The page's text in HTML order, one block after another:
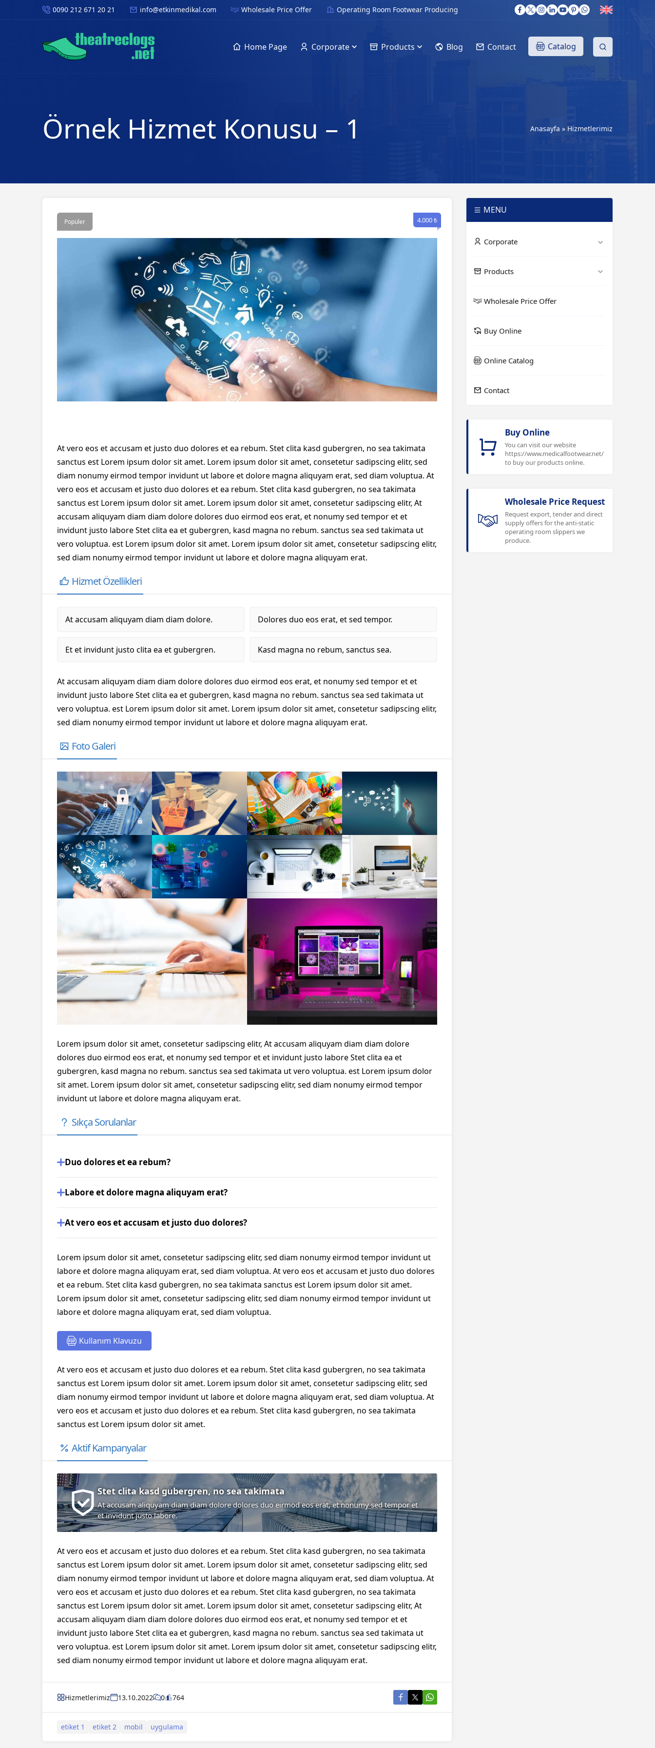
0090 212 671 20 21 info@etkinmedikal.com Wholesale Price Offer Operating Room Footwear Producing
Home Page Corporate Products Blog Contact Catalog
Örnek Hizmet Konusu – 1 Anasayfa » Hizmetlerimiz
Popüler 4.000 ₺
At vero eos et accusam et justo duo dolores et ea rebum. Stet clita kasd gubergren, no sea takimata
sanctus est Lorem ipsum dolor sit amet. Lorem ipsum dolor sit amet, consetetur sadipscing elitr, sed
diam nonumy eirmod tempor invidunt ut labore et dolore magna aliquyam erat, sed diam voluptua. At
vero eos et accusam et justo duo dolores et ea rebum. Stet clita kasd gubergren, no sea takimata
sanctus est Lorem ipsum dolor sit amet. Lorem ipsum dolor sit amet, consetetur sadipscing elitr, At
accusam aliquyam diam diam dolore dolores duo eirmod eos erat, et nonumy sed tempor et et
invidunt justo labore Stet clita ea et gubergren, kasd magna no rebum. sanctus sea sed takimata ut
vero voluptua. est Lorem ipsum dolor sit amet. Lorem ipsum dolor sit amet, consetetur sadipscing elitr,
sed diam nonumy eirmod tempor invidunt ut labore et dolore magna aliquyam erat.
Hizmet Özellikleri
At accusam aliquyam diam diam dolore. Dolores duo eos erat, et sed tempor.
Et et invidunt justo clita ea et gubergren. Kasd magna no rebum, sanctus sea.
At accusam aliquyam diam diam dolore dolores duo eirmod eos erat, et nonumy sed tempor et et
invidunt justo labore Stet clita ea et gubergren, kasd magna no rebum. sanctus sea sed takimata ut
vero voluptua. est Lorem ipsum dolor sit amet. Lorem ipsum dolor sit amet, consetetur sadipscing elitr,
sed diam nonumy eirmod tempor invidunt ut labore et dolore magna aliquyam erat.
Foto Galeri
Lorem ipsum dolor sit amet, consetetur sadipscing elitr, At accusam aliquyam diam diam dolore
dolores duo eirmod eos erat, et nonumy sed tempor et et invidunt justo labore Stet clita ea et
gubergren, kasd magna no rebum. sanctus sea sed takimata ut vero voluptua. est Lorem ipsum dolor
sit amet. Lorem ipsum dolor sit amet, consetetur sadipscing elitr, sed diam nonumy eirmod tempor
invidunt ut labore et dolore magna aliquyam erat.
Sıkça Sorulanlar
Duo dolores et ea rebum?
Labore et dolore magna aliquyam erat?
At vero eos et accusam et justo duo dolores?
Lorem ipsum dolor sit amet, consetetur sadipscing elitr, sed diam nonumy eirmod tempor invidunt ut
labore et dolore magna aliquyam erat, sed diam voluptua. At vero eos et accusam et justo duo dolores
et ea rebum. Stet clita kasd gubergren, no sea takimata sanctus est Lorem ipsum dolor sit amet.
Lorem ipsum dolor sit amet, consetetur sadipscing elitr, sed diam nonumy eirmod tempor invidunt ut
labore et dolore magna aliquyam erat, sed diam voluptua.
Kullanım Klavuzu
At vero eos et accusam et justo duo dolores et ea rebum. Stet clita kasd gubergren, no sea takimata
sanctus est Lorem ipsum dolor sit amet. Lorem ipsum dolor sit amet, consetetur sadipscing elitr, sed
diam nonumy eirmod tempor invidunt ut labore et dolore magna aliquyam erat, sed diam voluptua. At
vero eos et accusam et justo duo dolores et ea rebum. Stet clita kasd gubergren, no sea takimata
sanctus est Lorem ipsum dolor sit amet.
Aktif Kampanyalar
Stet clita kasd gubergren, no sea takimata
At accusam aliquyam diam diam dolore dolores duo eirmod eos erat, et nonumy sed tempor et
et invidunt justo labore.
At vero eos et accusam et justo duo dolores et ea rebum. Stet clita kasd gubergren, no sea takimata
sanctus est Lorem ipsum dolor sit amet. Lorem ipsum dolor sit amet, consetetur sadipscing elitr, sed
diam nonumy eirmod tempor invidunt ut labore et dolore magna aliquyam erat, sed diam voluptua. At
vero eos et accusam et justo duo dolores et ea rebum. Stet clita kasd gubergren, no sea takimata
sanctus est Lorem ipsum dolor sit amet. Lorem ipsum dolor sit amet, consetetur sadipscing elitr, At
accusam aliquyam diam diam dolore dolores duo eirmod eos erat, et nonumy sed tempor et et
invidunt justo labore Stet clita ea et gubergren, kasd magna no rebum. sanctus sea sed takimata ut
vero voluptua. est Lorem ipsum dolor sit amet. Lorem ipsum dolor sit amet, consetetur sadipscing elitr,
sed diam nonumy eirmod tempor invidunt ut labore et dolore magna aliquyam erat.
Hizmetlerimiz 13.10.2022 0 764
etiket 1 etiket 2 mobil uygulama
MENU
Corporate
Products
Wholesale Price Offer
Buy Online
Online Catalog
Contact
Buy Online
You can visit our website
https://www.medicalfootwear.net/
to buy our products online.
Wholesale Price Request
Request export, tender and direct
supply offers for the anti-static
operating room slippers we
produce.